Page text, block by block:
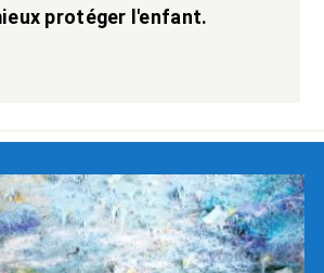
protéger l'enfant.